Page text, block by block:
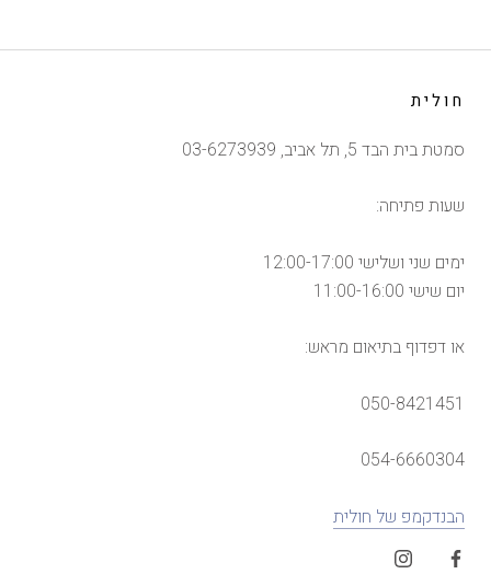
חולית
סמטת בית הבד 5, תל אביב, 03-6273939
שעות פתיחה:
ימים שני ושלישי 12:00-17:00
יום שישי 11:00-16:00
או דפדוף בתיאום מראש:
050-8421451
054-6660304
הבנדקמפ של חולית